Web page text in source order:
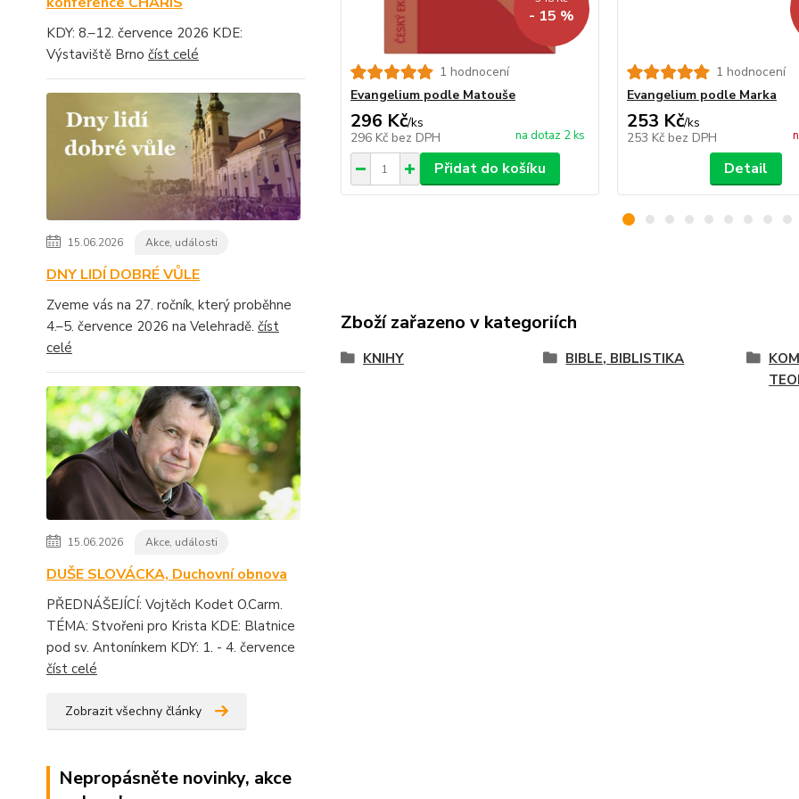
KDY: 8.–12. července 2026 KDE:
Výstaviště Brno číst celé
15.06.2026 Akce, události
DNY LIDÍ DOBRÉ VŮLE
Zveme vás na 27. ročník, který proběhne
4.–5. července 2026 na Velehradě. číst
celé
15.06.2026 Akce, události
DUŠE SLOVÁCKA, Duchovní obnova
PŘEDNÁŠEJÍCÍ: Vojtěch Kodet O.Carm.
TÉMA: Stvořeni pro Krista KDE: Blatnice
pod sv. Antonínkem KDY: 1. - 4. července
číst celé
Zobrazit všechny články
Nepropásněte novinky, akce
- 15 %
1 hodnocení
Evangelium podle Matouše
296 Kč/ks
296 Kč bez DPH na dotaz 2 ks
Přidat do košíku
1 hodnocení
Evangelium podle Marka
253 Kč/ks
253 Kč bez DPH
Detail
Zboží zařazeno v kategoriích
KNIHY BIBLE, BIBLISTIKA